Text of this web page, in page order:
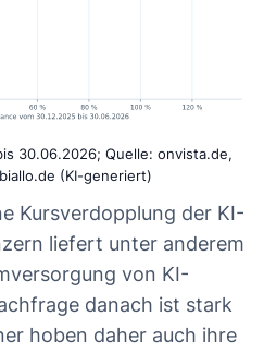
30.06.2026; Quelle: onvista.de,
(KI-generiert)
Kursverdopplung der KI-
liefert unter anderem
von KI-
danach ist stark
hoben daher auch ihre